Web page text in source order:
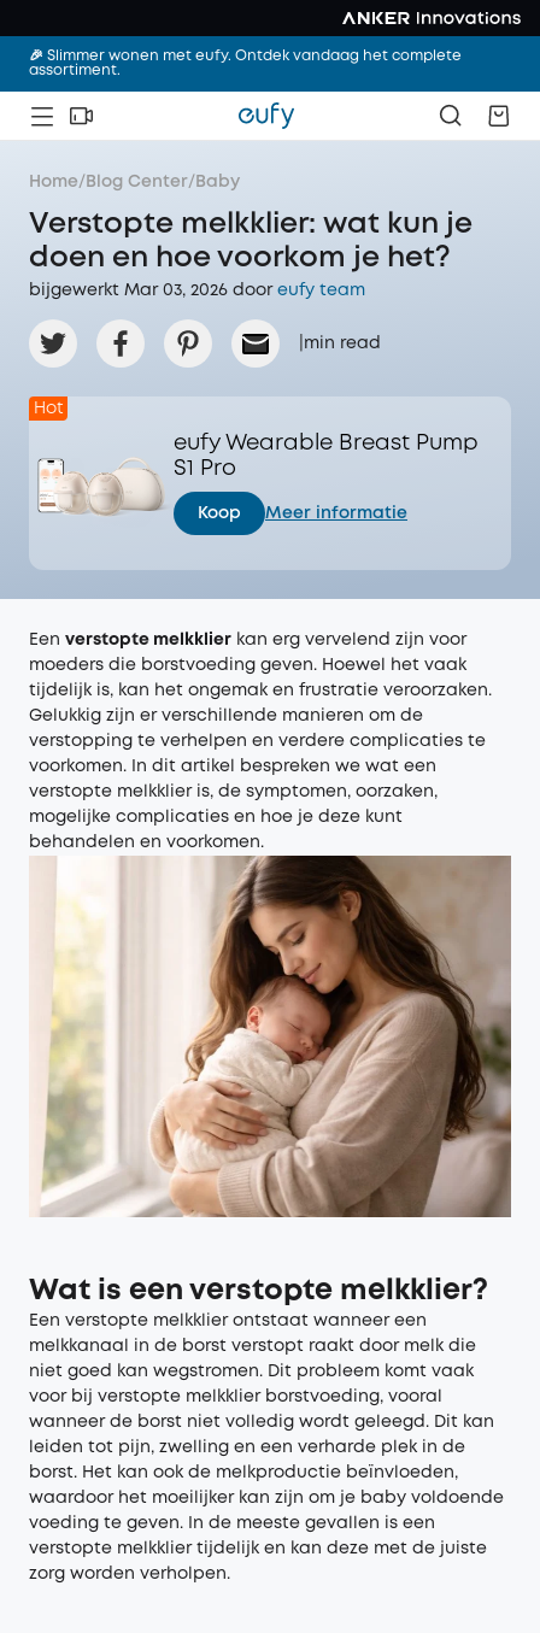
🎉 Slimmer wonen met eufy. Ontdek vandaag het complete
assortiment.
Home/ Blog Center/ Baby
Verstopte melkklier: wat kun je
doen en hoe voorkom je het?
bijgewerkt Mar 03, 2026 door‌ eufy team
min read
Hot
eufy Wearable Breast Pump
S1 Pro
Koop Meer informatie
Een verstopte melkklier kan erg vervelend zijn voor
moeders die borstvoeding geven. Hoewel het vaak
tijdelijk is, kan het ongemak en frustratie veroorzaken.
Gelukkig zijn er verschillende manieren om de
verstopping te verhelpen en verdere complicaties te
voorkomen. In dit artikel bespreken we wat een
verstopte melkklier is, de symptomen, oorzaken,
mogelijke complicaties en hoe je deze kunt
behandelen en voorkomen.
Wat is een verstopte melkklier?
Een verstopte melkklier ontstaat wanneer een
melkkanaal in de borst verstopt raakt door melk die
niet goed kan wegstromen. Dit probleem komt vaak
voor bij verstopte melkklier borstvoeding, vooral
wanneer de borst niet volledig wordt geleegd. Dit kan
leiden tot pijn, zwelling en een verharde plek in de
borst. Het kan ook de melkproductie beïnvloeden,
waardoor het moeilijker kan zijn om je baby voldoende
voeding te geven. In de meeste gevallen is een
verstopte melkklier tijdelijk en kan deze met de juiste
zorg worden verholpen.